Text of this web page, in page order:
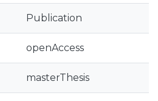
Publication
openAccess
masterThesis